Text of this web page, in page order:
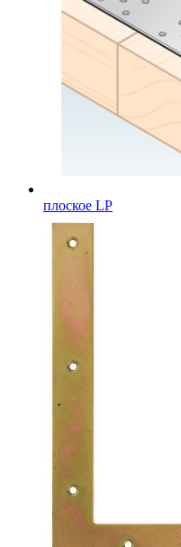
плоское LP